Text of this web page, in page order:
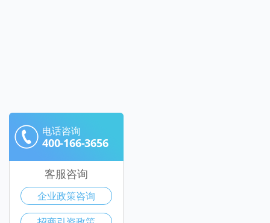
电话咨询
400-166-3656
客服咨询
企业政策咨询